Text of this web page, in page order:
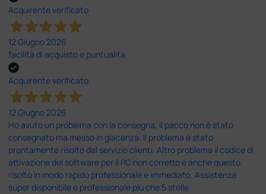
Acquirente verificato
12 Giugno 2026
facilità di acquisto e puntualità
Acquirente verificato
12 Giugno 2026
Ho avuto un problema con la consegna, il pacco non è stato
consegnato ma messo in giacenza. Il problema è stato
prontamente risolto dal servizio clienti. Altro problema il codice di
attivazione del software per il PC non corretto e anche questo
risolto in modo rapido professionale e immediato. Assistenza
super disponibile e professionale più che 5 stelle